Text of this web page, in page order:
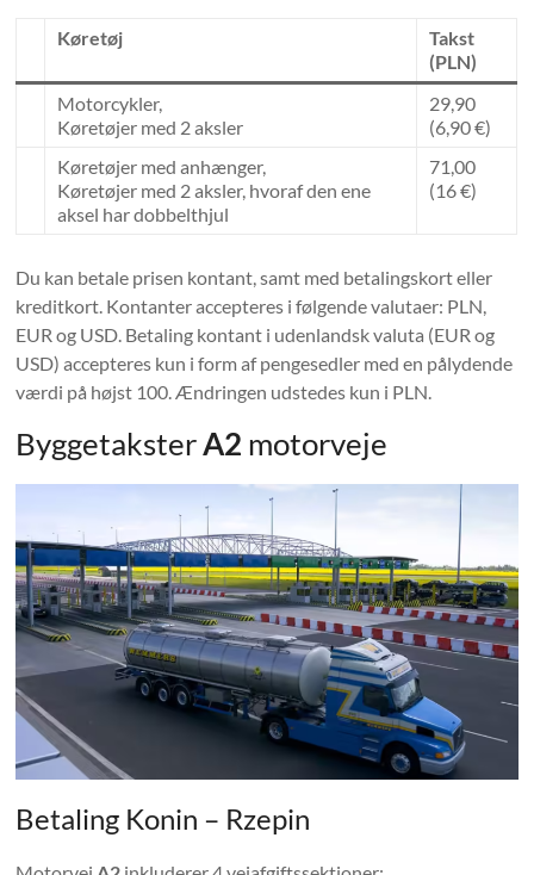
Køretøj
Takst
(PLN)
Motorcykler,
Køretøjer med 2 aksler
29,90
(6,90 €)
Køretøjer med anhænger,
Køretøjer med 2 aksler, hvoraf den ene
aksel har dobbelthjul
71,00
(16 €)
Du kan betale prisen kontant, samt med betalingskort eller
kreditkort. Kontanter accepteres i følgende valutaer: PLN,
EUR og USD. Betaling kontant i udenlandsk valuta (EUR og
USD) accepteres kun i form af pengesedler med en pålydende
værdi på højst 100. Ændringen udstedes kun i PLN.
ByggetaksterA2 motorveje
Betaling Konin – Rzepin